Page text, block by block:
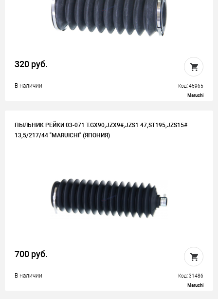
320 руб.
В наличии Код: 45965
Maruchi
ПЫЛЬНИК РЕЙКИ 03-071 T.GX90,JZX9#,JZS1 47,ST195,JZS15#
13,5/217/44 "MARUICHI" (ЯПОНИЯ)
700 руб.
В наличии Код: 31486
Maruchi